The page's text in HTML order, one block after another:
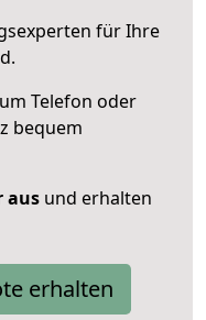
für Ihre
Telefon oder
bequem
aus und erhalten
erhalten